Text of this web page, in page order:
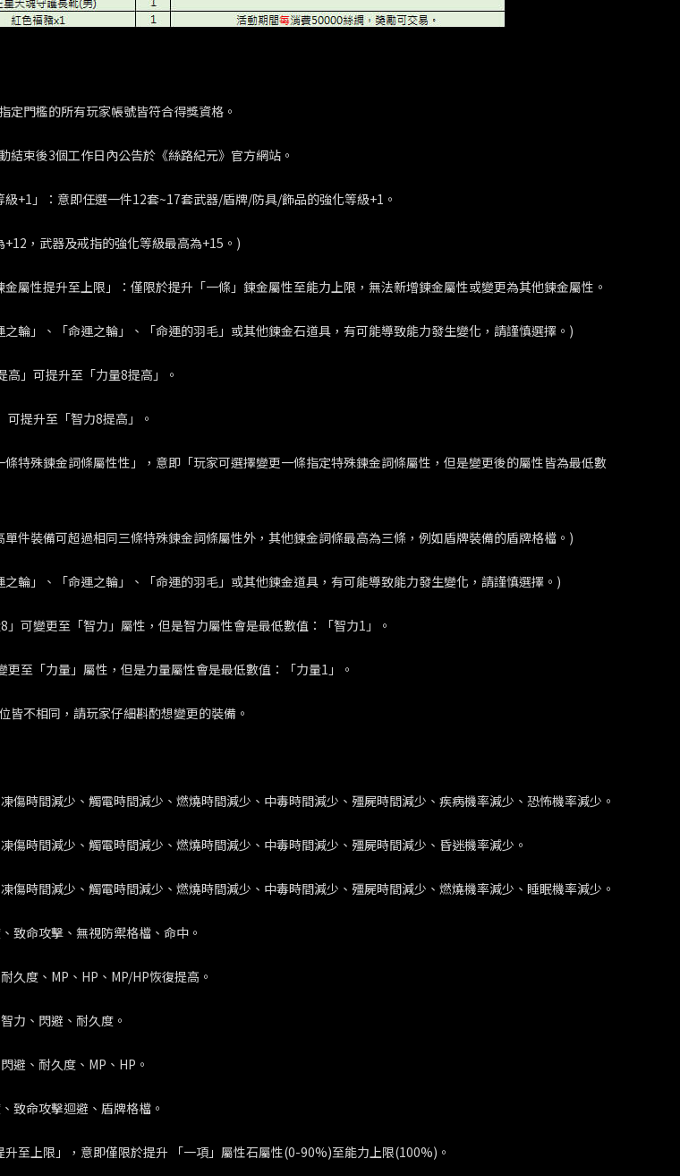
定門檻的所有玩家帳號皆符合得獎資格。
結束後3個工作日內公告於《絲路紀元》官方網站。
+1」：意即任選一件12套~17套武器/盾牌/防具/飾品的強化等級+1。
，武器及戒指的強化等級最高為+15。)
屬性提升至上限」：僅限於提升「一條」鍊金屬性至能力上限，無法新增鍊金屬性或變更為其他鍊金屬性。
輪」、「命運之輪」、「命運的羽毛」或其他鍊金石道具，有可能導致能力發生變化，請謹慎選擇。)
」可提升至「力量8提高」。
提升至「智力8提高」。
特殊鍊金詞條屬性性」，意即「玩家可選擇變更一條指定特殊鍊金詞條屬性，但是變更後的屬性皆為最低數
件裝備可超過相同三條特殊鍊金詞條屬性外，其他鍊金詞條最高為三條，例如盾牌裝備的盾牌格檔。)
輪」、「命運之輪」、「命運的羽毛」或其他鍊金道具，有可能導致能力發生變化，請謹慎選擇。)
可變更至「智力」屬性，但是智力屬性會是最低數值：「智力1」。
至「力量」屬性，但是力量屬性會是最低數值：「力量1」。
皆不相同，請玩家仔細斟酌想變更的裝備。
傷時間減少、觸電時間減少、燃燒時間減少、中毒時間減少、殭屍時間減少、疾病機率減少、恐怖機率減少。
傷時間減少、觸電時間減少、燃燒時間減少、中毒時間減少、殭屍時間減少、昏迷機率減少。
傷時間減少、觸電時間減少、燃燒時間減少、中毒時間減少、殭屍時間減少、燃燒機率減少、睡眠機率減少。
致命攻擊、無視防禦格檔、命中。
久度、MP、HP、MP/HP恢復提高。
力、閃避、耐久度。
避、耐久度、MP、HP。
致命攻擊迴避、盾牌格檔。
至上限」，意即僅限於提升 「一項」屬性石屬性(0-90%)至能力上限(100%)。